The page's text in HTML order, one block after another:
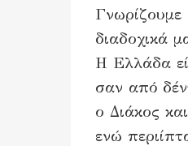
διαδοχικά
Η Ελλάδα
σαν από
ο Διάκος
ενώ